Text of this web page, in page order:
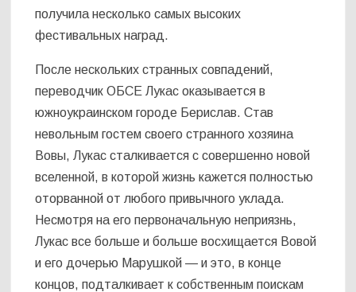
получила несколько самых высоких
фестивальных наград.
После нескольких странных совпадений,
переводчик ОБСЕ Лукас оказывается в
южноукраинском городе Берислав. Став
невольным гостем своего странного хозяина
Вовы, Лукас сталкивается с совершенно новой
вселенной, в которой жизнь кажется полностью
оторванной от любого привычного уклада.
Несмотря на его первоначальную неприязнь,
Лукас все больше и больше восхищается Вовой
и его дочерью Марушкой — и это, в конце
концов, подталкивает к собственным поискам